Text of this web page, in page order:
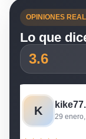
OPINIONES
Lo que
3.6
J